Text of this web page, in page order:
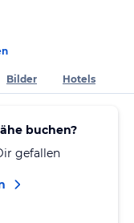
Bilder Hotels
buchen?
gefallen